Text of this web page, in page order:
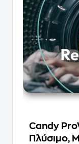
Candy
Πλύσιμο,